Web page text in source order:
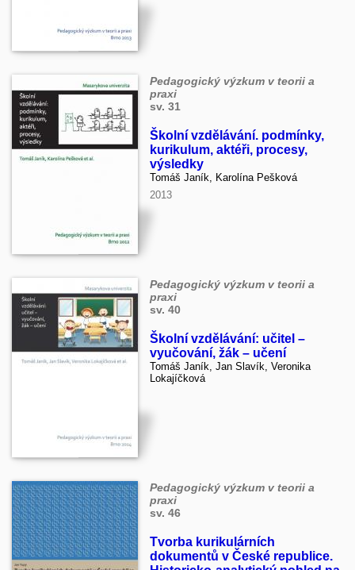
Pedagogický výzkum v teorii a
praxi
sv. 31
Školní vzdělávání. podmínky,
kurikulum, aktéři, procesy,
výsledky
Tomáš Janík, Karolína Pešková
2013
Pedagogický výzkum v teorii a
praxi
sv. 40
Školní vzdělávání: učitel –
vyučování, žák – učení
Tomáš Janík, Jan Slavík, Veronika
Lokajíčková
Pedagogický výzkum v teorii a
praxi
sv. 46
Tvorba kurikulárních
dokumentů v České republice.